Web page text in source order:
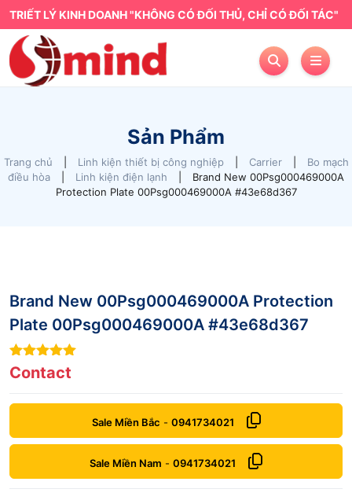
TRIẾT LÝ KINH DOANH "KHÔNG CÓ ĐỐI THỦ, CHỈ CÓ ĐỐI TÁC"
Sản Phẩm
Trang chủ Linh kiện thiết bị công nghiệp Carrier
Bo mạch
điều hòa
Linh kiện điện lạnh
Brand New 00Psg000469000A
Protection Plate 00Psg000469000A #43e68d367
Brand New 00Psg000469000A Protection
Plate 00Psg000469000A #43e68d367
9out of 5
Contact
Sale Miền Bắc - 0941734021
Sale Miền Nam - 0941734021